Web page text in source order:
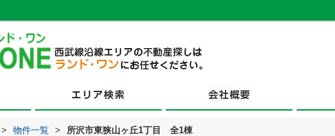
> 物件一覧 > 所沢市東狭山ヶ丘1丁目 全1棟